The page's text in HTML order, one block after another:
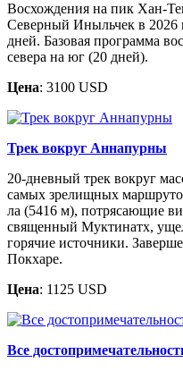
Восхождения на пик Хан-
Северный Иныльчек в 2026
дней. Базовая программа
севера на юг (20 дней).
Цена: 3100 USD
Трек вокруг Аннапурны
20-дневный трек вокруг
самых зрелищных
ла (5416 м), потрясающие
священный Муктинатх,
горячие источники.
Покхаре.
Цена: 1125 USD
Все